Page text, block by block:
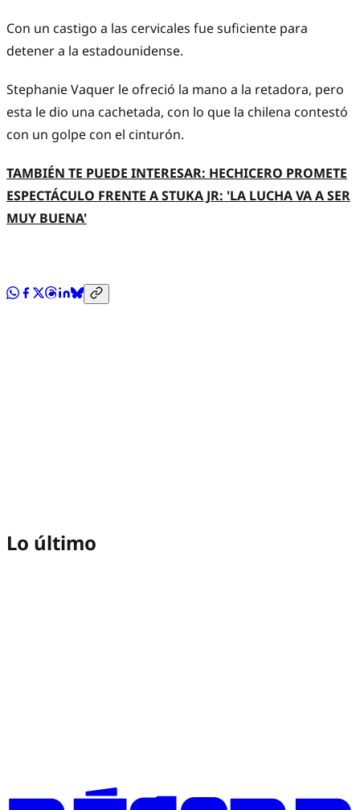
Con un castigo a las cervicales fue suficiente para
detener a la estadounidense.
Stephanie Vaquer le ofreció la mano a la retadora, pero
esta le dio una cachetada, con lo que la chilena contestó
con un golpe con el cinturón.
TAMBIÉN TE PUEDE INTERESAR: HECHICERO PROMETE
ESPECTÁCULO FRENTE A STUKA JR: 'LA LUCHA VA A SER
MUY BUENA'
Lo último